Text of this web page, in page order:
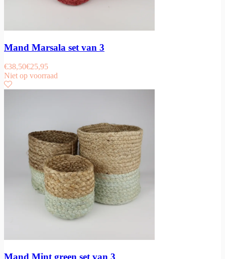
Mand Marsala set van 3
€38,50€25,95
Niet op voorraad
Mand Mint green set van 3